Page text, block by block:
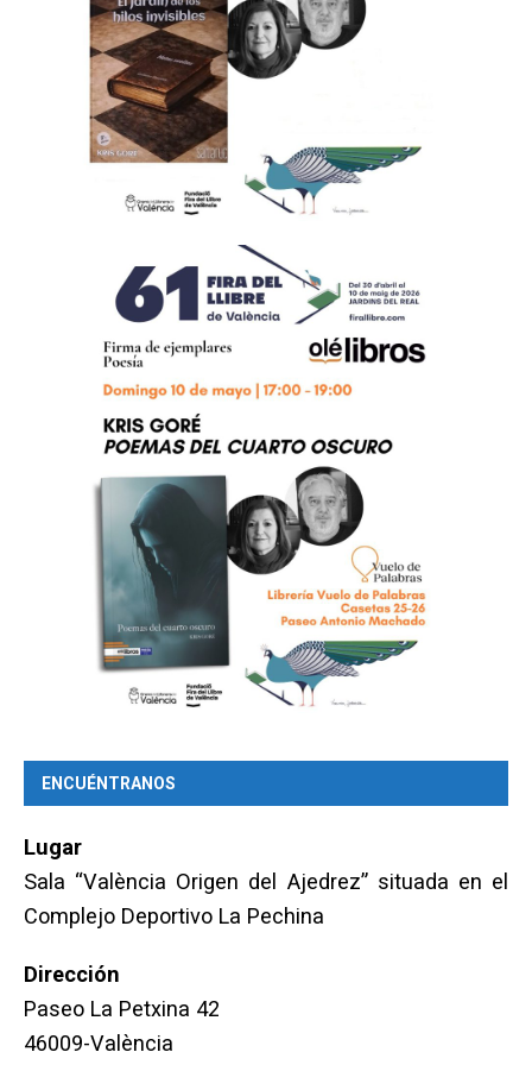
ENCUÉNTRANOS
Lugar
Sala “València Origen del Ajedrez” situada en el
Complejo Deportivo La Pechina
Dirección
Paseo La Petxina 42
46009-València